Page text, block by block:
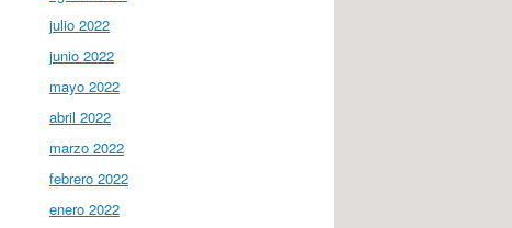
julio 2022
junio 2022
mayo 2022
abril 2022
marzo 2022
febrero 2022
enero 2022